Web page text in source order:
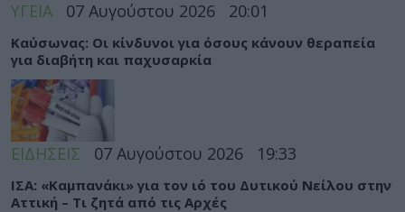
ΥΓΕΙΑ 07 Αυγούστου 2026 20:01
Καύσωνας: Οι κίνδυνοι για όσους κάνουν θεραπεία
για διαβήτη και παχυσαρκία
ΕΙΔΗΣΕΙΣ 07 Αυγούστου 2026 19:33
ΙΣΑ: «Καμπανάκι» για τον ιό του Δυτικού Νείλου στην
Αττική – Τι ζητά από τις Αρχές